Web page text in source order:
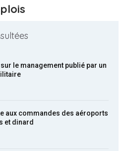
le management publié par un
aux commandes des aéroports
et dinard